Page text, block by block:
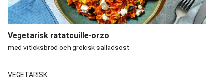
Vegetarisk ratatouille-orzo
med vitlöksbröd och grekisk salladsost
VEGETARISK